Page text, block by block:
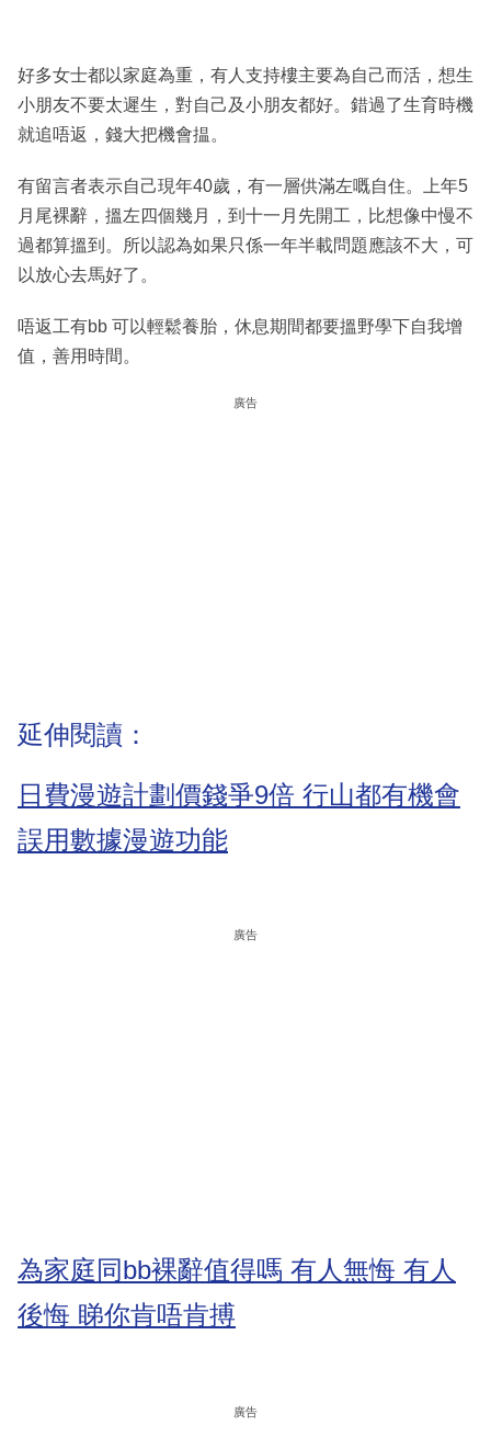
好多女士都以家庭為重，有人支持樓主要為自己而活，想生
小朋友不要太遲生，對自己及小朋友都好。錯過了生育時機
就追唔返，錢大把機會揾。
有留言者表示自己現年40歲，有一層供滿左嘅自住。上年5
月尾裸辭，搵左四個幾月，到十一月先開工，比想像中慢不
過都算搵到。所以認為如果只係一年半載問題應該不大，可
以放心去馬好了。
唔返工有bb 可以輕鬆養胎，休息期間都要搵野學下自我增
值，善用時間。
廣告
延伸閱讀：
日費漫遊計劃價錢爭9倍 行山都有機會
誤用數據漫遊功能
廣告
為家庭同bb裸辭值得嗎 有人無悔 有人
後悔 睇你肯唔肯搏
廣告